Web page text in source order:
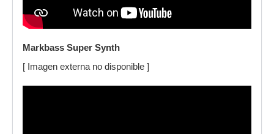
Markbass Super Synth
[ Imagen externa no disponible ]